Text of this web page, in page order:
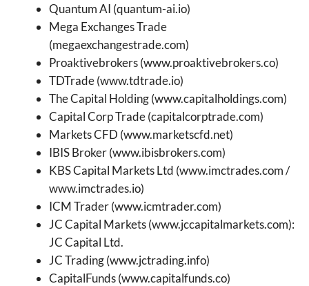
Quantum AI (quantum-ai.io)
Mega Exchanges Trade
(megaexchangestrade.com)
Proaktivebrokers (www.proaktivebrokers.co)
TDTrade (www.tdtrade.io)
The Capital Holding (www.capitalholdings.com)
Capital Corp Trade (capitalcorptrade.com)
Markets CFD (www.marketscfd.net)
IBIS Broker (www.ibisbrokers.com)
KBS Capital Markets Ltd (www.imctrades.com /
www.imctrades.io)
ICM Trader (www.icmtrader.com)
JC Capital Markets (www.jccapitalmarkets.com):
JC Capital Ltd.
JC Trading (www.jctrading.info)
CapitalFunds (www.capitalfunds.co)